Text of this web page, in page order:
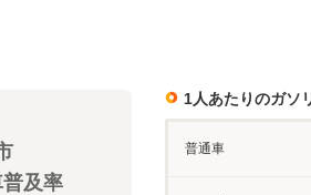
及率
1人あたりのガソ
普通車